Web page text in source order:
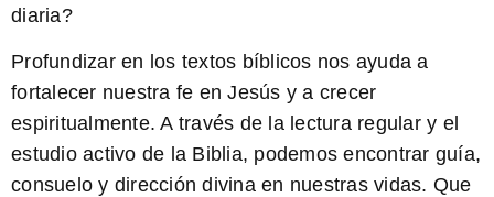
diaria?
Profundizaren los textos bíblicos nos ayuda a
fortalecer nuestra fe en Jesús y a crecer
espiritualmente. A través de la lectura regular y el
estudio activo de la Biblia, podemos encontrar guía,
consuelo y dirección divina en nuestras vidas. Que